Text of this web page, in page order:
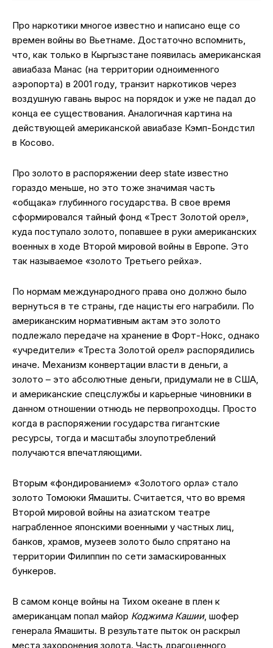
Про наркотики многое известно и написано еще со
времен войны во Вьетнаме. Достаточно вспомнить,
что, как только в Кыргызстане появилась американская
авиабаза Манас (на территории одноименного
аэропорта) в 2001 году, транзит наркотиков через
воздушную гавань вырос на порядок и уже не падал до
конца ее существования. Аналогичная картина на
действующей американской авиабазе Кэмп-Бондстил
в Косово.
Про золото в распоряжении deep state известно
гораздо меньше, но это тоже значимая часть
«общака» глубинного государства. В свое время
сформировался тайный фонд «Трест Золотой орел»,
куда поступало золото, попавшее в руки американских
военных в ходе Второй мировой войны в Европе. Это
так называемое «золото Третьего рейха».
По нормам международного права оно должно было
вернуться в те страны, где нацисты его награбили. По
американским нормативным актам это золото
подлежало передаче на хранение в Форт-Нокс, однако
«учредители» «Треста Золотой орел» распорядились
иначе. Механизм конвертации власти в деньги, а
золото – это абсолютные деньги, придумали не в США,
и американские спецслужбы и карьерные чиновники в
данном отношении отнюдь не первопроходцы. Просто
когда в распоряжении государства гигантские
ресурсы, тогда и масштабы злоупотреблений
получаются впечатляющими.
Вторым «фондированием» «Золотого орла» стало
золото Томоюки Ямашиты. Считается, что во время
Второй мировой войны на азиатском театре
награбленное японскими военными у частных лиц,
банков, храмов, музеев золото было спрятано на
территории Филиппин по сети замаскированных
бункеров.
В самом конце войны на Тихом океане в плен к
американцам попал майор Коджима Кашии, шофер
генерала Ямашиты. В результате пыток он раскрыл
места захоронения золота. Часть драгоценного